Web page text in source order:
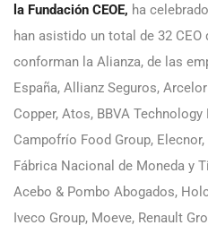
la Fundación CEOE, ha
han asistido un total de 32
conforman la Alianza, de las
España, Allianz Seguros,
Copper, Atos, BBVA
Campofrío Food Group,
Fábrica Nacional de Moneda y
Acebo & Pombo Abogados,
Iveco Group, Moeve, Renault